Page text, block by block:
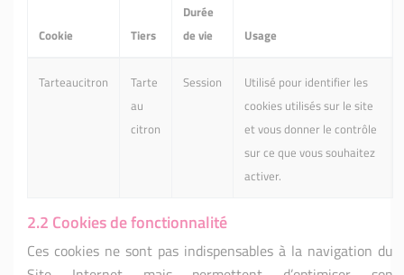
Cookie Tiers
Durée
de vie
Usage
Tarteaucitron
Tarte
au
citron
Session
Utilisé pour identifier les
cookies utilisés sur le site
et vous donner le contrôle
sur ce que vous souhaitez
activer.
2.2 Cookies de fonctionnalité
Ces cookies ne sont pas indispensables à la navigation du